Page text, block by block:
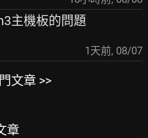
主機板的問題
1天前, 08/07
文章 >>
章